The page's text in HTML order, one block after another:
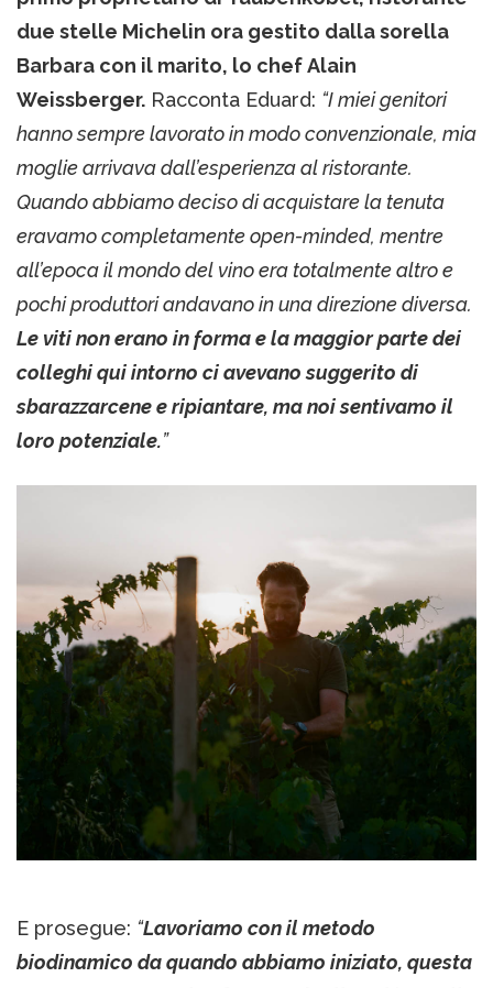
due stelle Michelin ora gestito dalla sorella
Barbara con il marito, lo chef Alain
Weissberger. Racconta Eduard: “I miei genitori
hanno sempre lavorato in modo convenzionale, mia
moglie arrivava dall’esperienza al ristorante.
Quando abbiamo deciso di acquistare la tenuta
eravamo completamente open-minded, mentre
all’epoca il mondo del vino era totalmente altro e
pochi produttori andavano in una direzione diversa.
Le viti non erano in forma e la maggior parte dei
colleghi qui intorno ci avevano suggerito di
sbarazzarcene e ripiantare, ma noi sentivamo il
loro potenziale.”
E prosegue: “Lavoriamo con il metodo
biodinamico da quando abbiamo iniziato, questa